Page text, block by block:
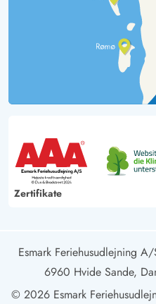
Zertifikate
Esmark Feriehusudlejning
6960 Hvide Sande,
© 2026 Esmark